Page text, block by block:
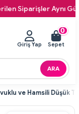
Aynı Gün
ARA
Giriş Yap
0
Sepet